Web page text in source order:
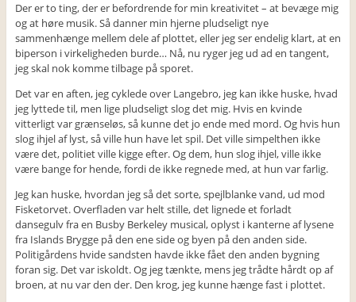
Der er to ting, der er befordrende for min kreativitet – at bevæge mig
og at høre musik. Så danner min hjerne pludseligt nye
sammenhænge mellem dele af plottet, eller jeg ser endelig klart, at en
biperson i virkeligheden burde… Nå, nu ryger jeg ud ad en tangent,
jeg skal nok komme tilbage på sporet.
Det var en aften, jeg cyklede over Langebro, jeg kan ikke huske, hvad
jeg lyttede til, men lige pludseligt slog det mig. Hvis en kvinde
vitterligt var grænseløs, så kunne det jo ende med mord. Og hvis hun
slog ihjel af lyst, så ville hun have let spil. Det ville simpelthen ikke
være det, politiet ville kigge efter. Og dem, hun slog ihjel, ville ikke
være bange for hende, fordi de ikke regnede med, at hun var farlig.
Jeg kan huske, hvordan jeg så det sorte, spejlblanke vand, ud mod
Fisketorvet. Overfladen var helt stille, det lignede et forladt
dansegulv fra en Busby Berkeley musical, oplyst i kanterne af lysene
fra Islands Brygge på den ene side og byen på den anden side.
Politigårdens hvide sandsten havde ikke fået den anden bygning
foran sig. Det var iskoldt. Og jeg tænkte, mens jeg trådte hårdt op af
broen, at nu var den der. Den krog, jeg kunne hænge fast i plottet.